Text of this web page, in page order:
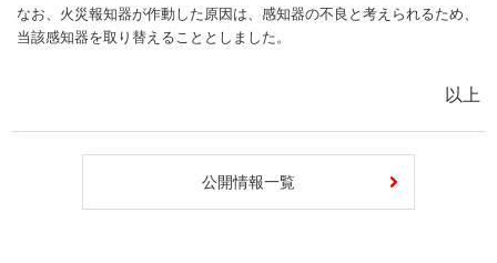
なお、火災報知器が作動した原因は、感知器の不良と考えられるため、
当該感知器を取り替えることとしました。
以上
公開情報一覧